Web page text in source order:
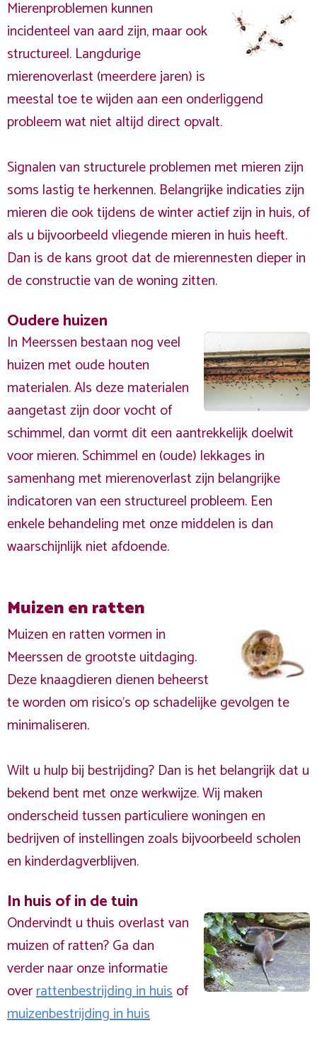
Mierenproblemen kunnen
incidenteel van aard zijn, maar ook
structureel. Langdurige
mierenoverlast (meerdere jaren) is
meestal toe te wijden aan een onderliggend
probleem wat niet altijd direct opvalt.
Signalen van structurele problemen met mieren zijn
soms lastig te herkennen. Belangrijke indicaties zijn
mieren die ook tijdens de winter actief zijn in huis, of
als u bijvoorbeeld vliegende mieren in huis heeft.
Dan is de kans groot dat de mierennesten dieper in
de constructie van de woning zitten.
Oudere huizen
In Meerssen bestaan nog veel
huizen met oude houten
materialen. Als deze materialen
aangetast zijn door vocht of
schimmel, dan vormt dit een aantrekkelijk doelwit
voor mieren. Schimmel en (oude) lekkages in
samenhang met mierenoverlast zijn belangrijke
indicatoren van een structureel probleem. Een
enkele behandeling met onze middelen is dan
waarschijnlijk niet afdoende.
Muizen en ratten
Muizen en ratten vormen in
Meerssen de grootste uitdaging.
Deze knaagdieren dienen beheerst
te worden om risico's op schadelijke gevolgen te
minimaliseren.
Wilt u hulp bij bestrijding? Dan is het belangrijk dat u
bekend bent met onze werkwijze. Wij maken
onderscheid tussen particuliere woningen en
bedrijven of instellingen zoals bijvoorbeeld scholen
en kinderdagverblijven.
In huis of in de tuin
Ondervindt u thuis overlast van
muizen of ratten? Ga dan
verder naar onze informatie
overrattenbestrijding in huisof
muizenbestrijding in huis